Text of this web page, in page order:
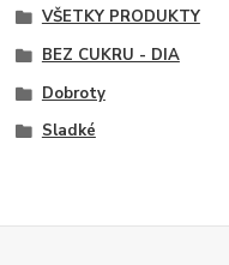
VŠETKY PRODUKTY
BEZ CUKRU - DIA
Dobroty
Sladké